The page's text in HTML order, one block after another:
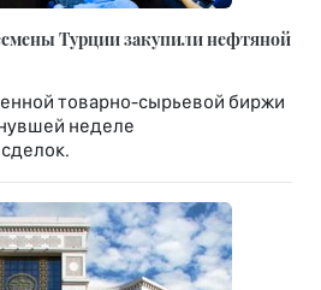
Турции закупили нефтяной
товарно-сырьевой биржи
неделе